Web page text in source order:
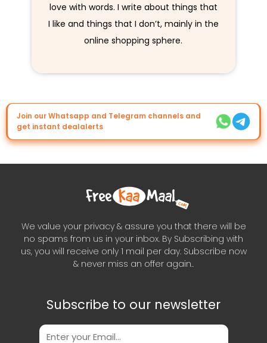
love with words. I write about things that
I like and things that I don’t, mainly in the
online shopping sphere.
Join our Whatsapp and Telegram channels and
get instant dealalerts
We value your privacy & assure you that there will be
no spams from us in your inbox. By Subscribing with
us, you will receive only 1 mail per day. Subscribe now
& never miss an offer again..
Subscribe to our newsletter